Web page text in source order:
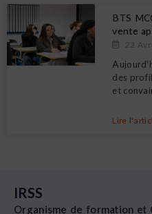
BTS
vente
22
des
et
Lire
IRSS
Organisme de formation et